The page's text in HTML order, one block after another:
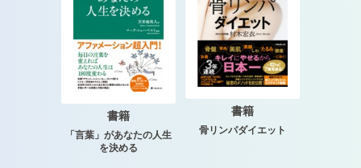
書籍
「言葉」があなたの人生
を決める
書籍
骨リンパダイエット